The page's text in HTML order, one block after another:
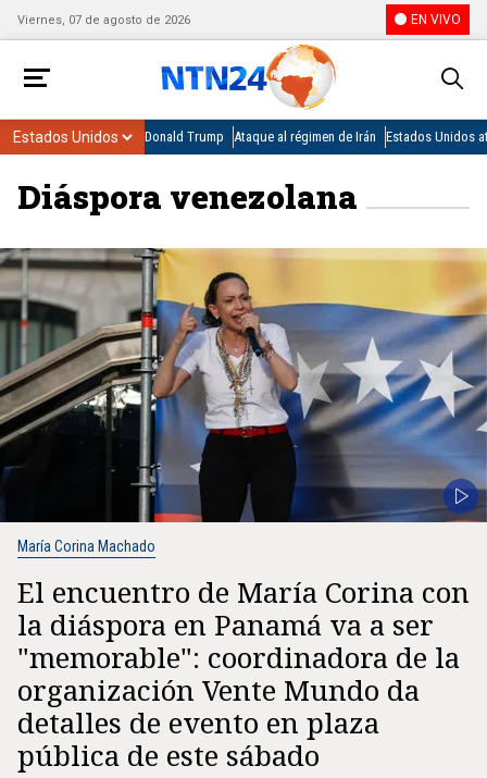
Viernes, 07 de agosto de 2026 EN VIVO
Donald Trump Ataque al régimen de Irán Estados Unidos
Diáspora venezolana
María Corina Machado
El encuentro de María Corina con
la diáspora en Panamá va a ser
"memorable": coordinadora de la
organización Vente Mundo da
detalles de evento en plaza
pública de este sábado